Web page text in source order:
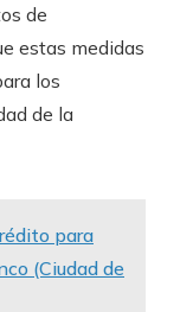
de
estas medidas
los
de la
para
(Ciudad de